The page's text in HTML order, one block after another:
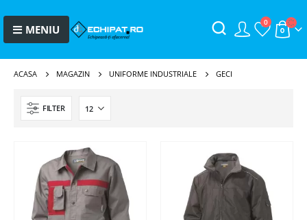
0
ACASA MAGAZIN UNIFORME INDUSTRIALE GECI
FILTER